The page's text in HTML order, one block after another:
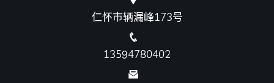
仁怀市辆漏峰173号
13594780402